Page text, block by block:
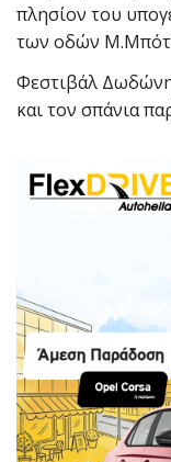
πλησίον του
των οδών
Φεστιβάλ
και τον σπάνια